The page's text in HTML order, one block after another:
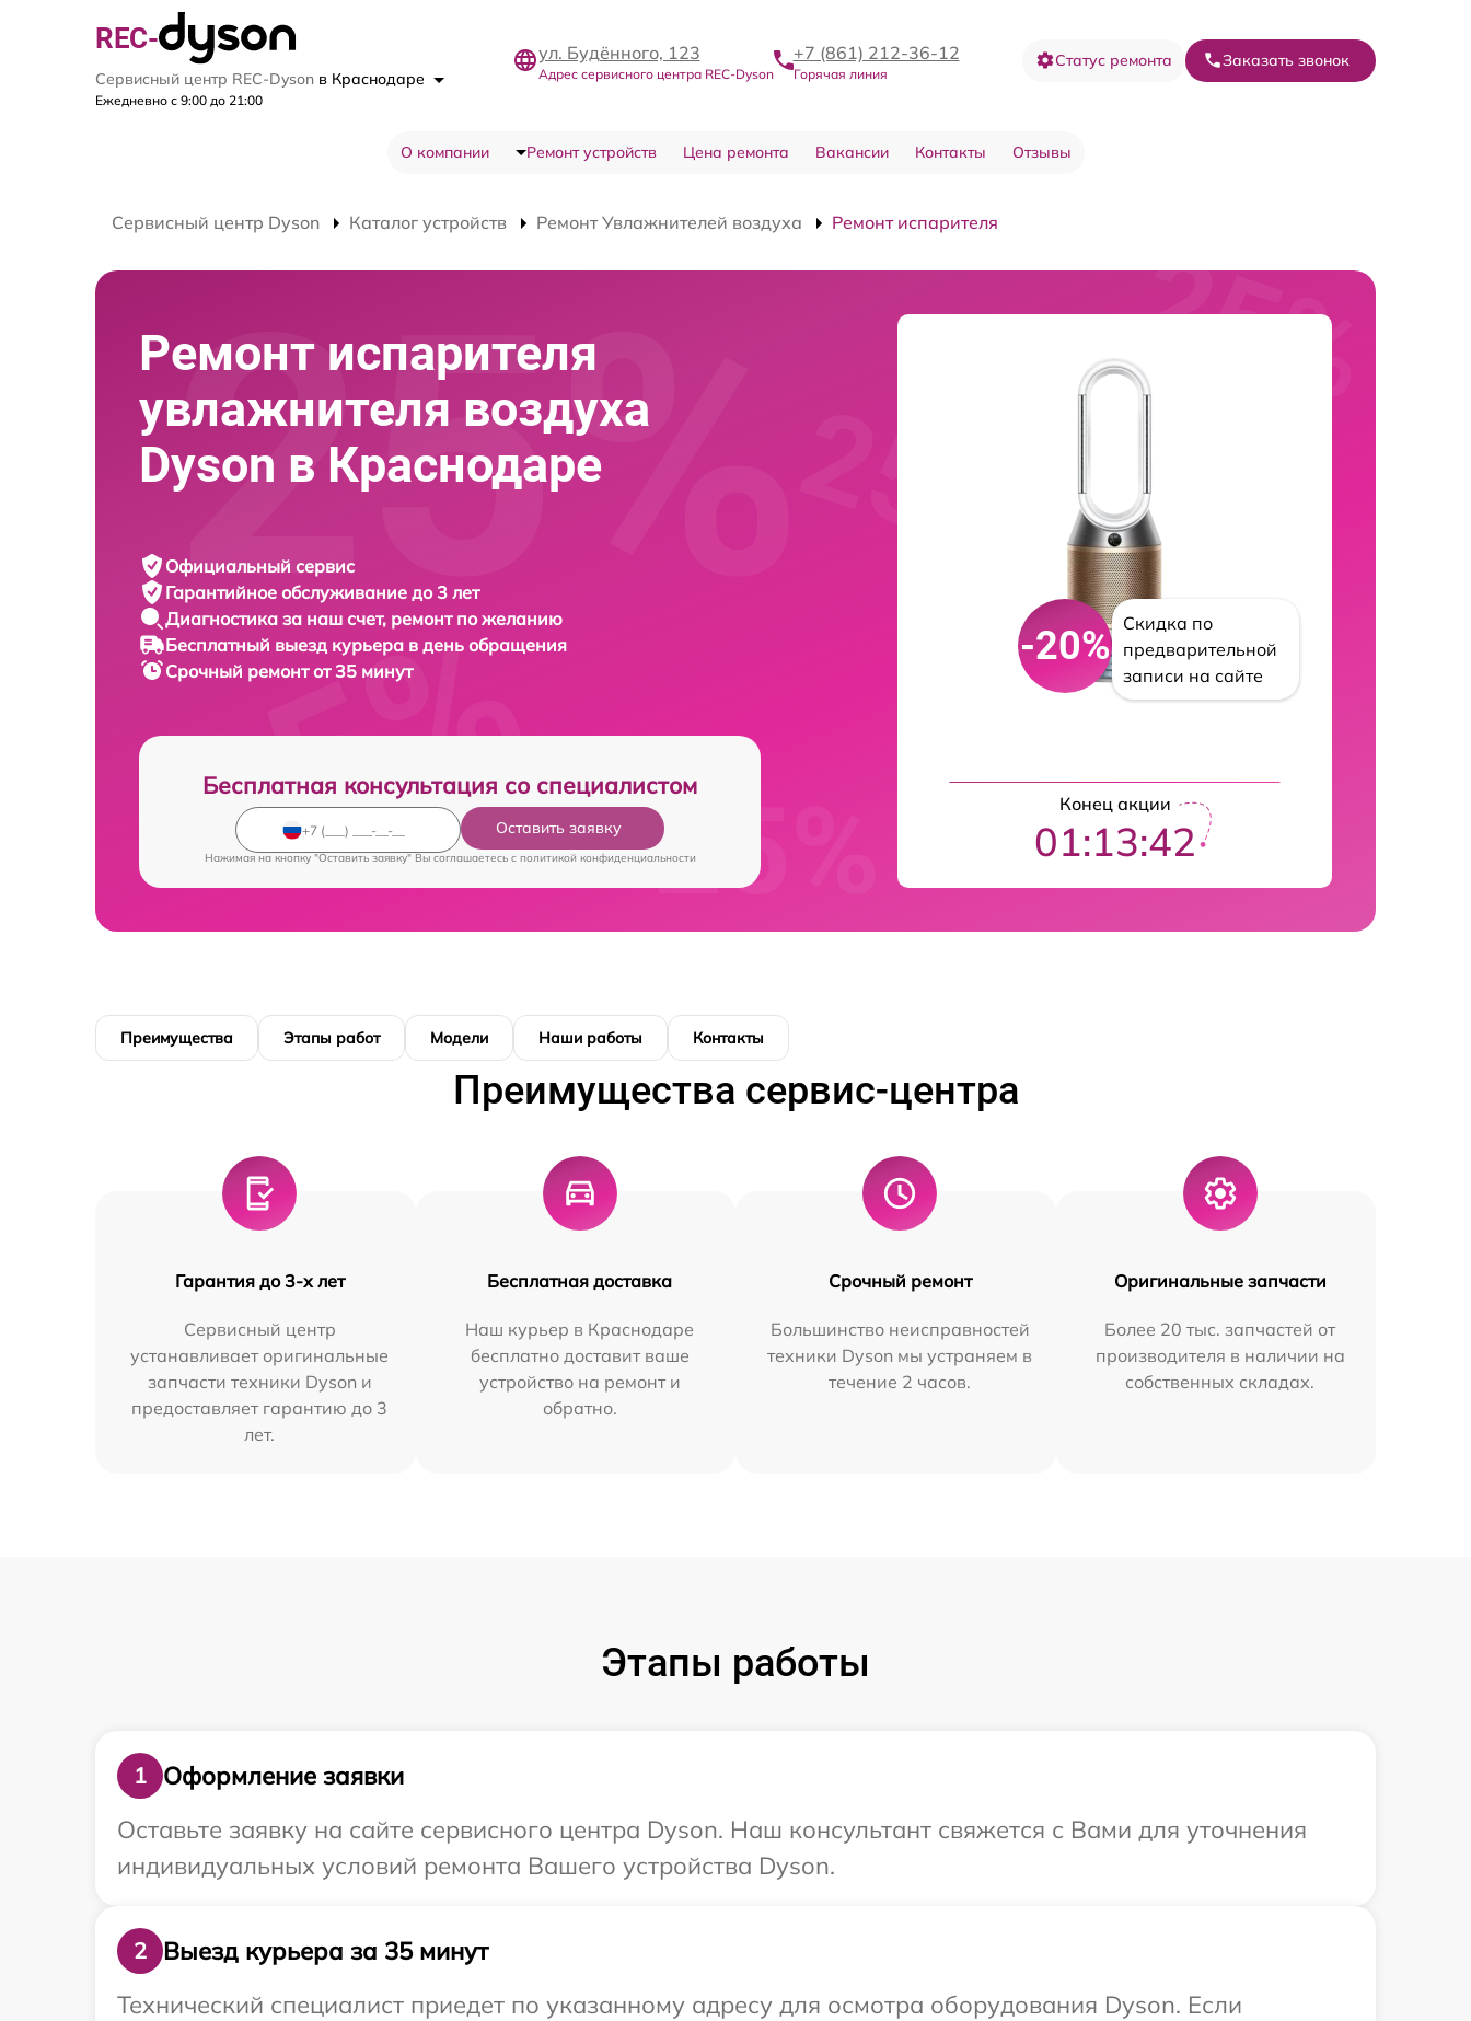
REC-
Сервисный центр REC-Dyson в Краснодаре
Ежедневно с 9:00 до 21:00
ул. Будённого, 123
Адрес сервисного центра REC-Dyson
+7 (861) 212-36-12
Горячая линия
Статус ремонта Заказать звонок
О компании Ремонт устройств Цена ремонта Вакансии Контакты Отзывы
Сервисный центр Dyson Каталог устройств Ремонт Увлажнителей воздуха Ремонт испарителя
Ремонт испарителя
увлажнителя воздуха
Dyson в Краснодаре
Официальный сервис
Гарантийное обслуживание до 3 лет
Диагностика за наш счет, ремонт по желанию
Бесплатный выезд курьера в день обращения
Срочный ремонтот 35 минут
Бесплатная консультация со специалистом
Оставить заявку
Нажимая на кнопку "Оставить заявку" Вы соглашаетесь c политикой конфиденциальности
-20%
Скидка по
предварительной
записи на сайте
Конец акции
01:13:41
Преимущества Этапы работ Модели Наши работы Контакты
Преимущества сервис-центра
Гарантия до 3-х лет
Сервисный центр
устанавливает оригинальные
запчасти техники Dyson и
предоставляет гарантию до 3
лет.
Бесплатная доставка
Наш курьер в Краснодаре
бесплатно доставит ваше
устройство на ремонт и
обратно.
Срочный ремонт
Большинство неисправностей
техники Dyson мы устраняем в
течение 2 часов.
Оригинальные запчасти
Более 20 тыс. запчастей от
производителя в наличии на
собственных складах.
Этапы работы
1
Оформление заявки
Оставьте заявку на сайте сервисного центра Dyson. Наш консультант свяжется с Вами для уточнения
индивидуальных условий ремонта Вашего устройства Dyson.
2
Выезд курьера за 35 минут
Технический специалист приедет по указанному адресу для осмотра оборудования Dyson. Если